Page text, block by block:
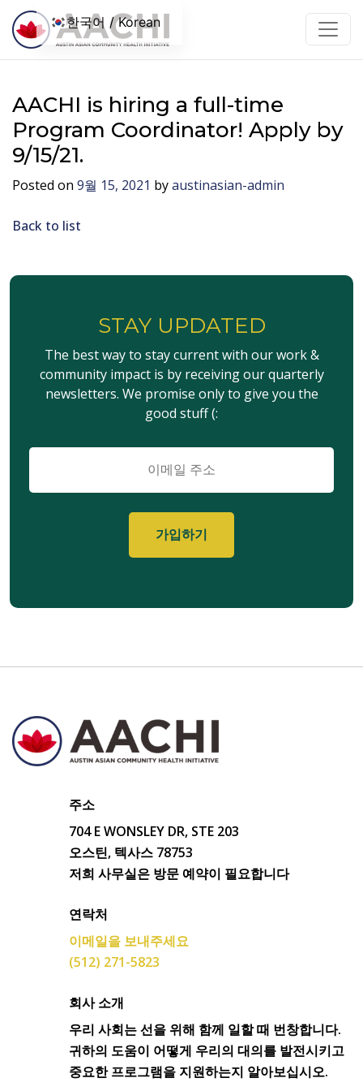
콘텐츠로 건너뛰기
AACHI is hiring a full-time
Program Coordinator! Apply by
9/15/21.
Posted on 9월 15, 2021 byaustinasian-admin
Back to list
STAY UPDATED
The best way to stay current with our work &
community impact is by receiving our quarterly
newsletters. We promise only to give you the
good stuff (:
메
주소
704 E WONSLEY DR, STE 203
오스틴, 텍사스 78753
저희 사무실은 방문 예약이 필요합니다
연락처
이메일을 보내주세요
(512) 271-5823
회사 소개
우리 사회는 선을 위해 함께 일할 때 번창합니다.
귀하의 도움이 어떻게 우리의 대의를 발전시키고
중요한 프로그램을 지원하는지 알아보십시오.
한국어 / Korean